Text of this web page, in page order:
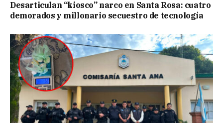
Desarticulan “kiosco” narco en Santa Rosa: cuatro
demorados y millonario secuestro de tecnología